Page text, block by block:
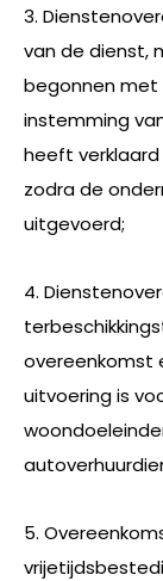
3.
van de dienst,
begonnen met
instemming
heeft
zodra de
uitgevoerd;
4.
overeenkomst
uitvoering is
5.